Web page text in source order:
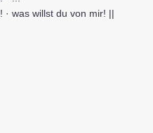
· was willst du von mir! ||